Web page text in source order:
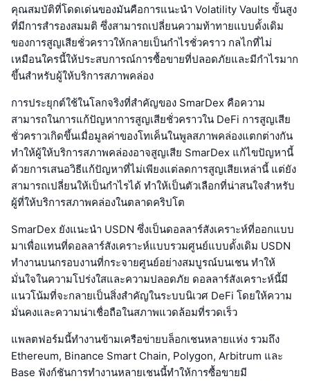
คุณสมบัติที่โดดเด่นของมันคือการแนะนำ Volatility Vaults ขั้นสูง
ที่มีการสำรองสมมติ ซึ่งสามารถเปลี่ยนความท้าทายแบบดั้งเดิม
ของการสูญเสียชั่วคราวให้กลายเป็นกำไรชั่วคราว กลไกที่ไม่
เหมือนใครนี้ให้ประสบการณ์การซื้อขายที่ปลอดภัยและมีกำไรมาก
ขึ้นสำหรับผู้ให้บริการสภาพคล่อง
การประยุกต์ใช้ในโลกจริงที่สำคัญของ SmarDex คือความ
สามารถในการแก้ปัญหาการสูญเสียชั่วคราวใน DeFi การสูญเสีย
ชั่วคราวเกิดขึ้นเมื่อมูลค่าของโทเค็นในพูลสภาพคล่องแตกต่างกัน
ทำให้ผู้ให้บริการสภาพคล่องอาจสูญเสีย SmarDex แก้ไขปัญหานี้
ด้วยการเสนอวิธีแก้ปัญหาที่ไม่เพียงแต่ลดการสูญเสียเหล่านี้ แต่ยัง
สามารถเปลี่ยนให้เป็นกำไรได้ ทำให้เป็นตัวเลือกที่น่าสนใจสำหรับ
ผู้ที่ให้บริการสภาพคล่องในตลาดคริปโต
SmarDex ยังแนะนำ USDN ซึ่งเป็นดอลลาร์สังเคราะห์ที่ออกแบบ
มาเพื่อแทนที่ดอลลาร์สังเคราะห์แบบรวมศูนย์แบบดั้งเดิม USDN
ทำงานบนกรอบงานที่กระจายศูนย์อย่างสมบูรณ์บนเชน ทำให้
มั่นใจในความโปร่งใสและความปลอดภัย ดอลลาร์สังเคราะห์นี้มี
แนวโน้มที่จะกลายเป็นสิ่งสำคัญในระบบนิเวศ DeFi โดยให้ความ
มั่นคงและความน่าเชื่อถือในสภาพแวดล้อมที่รวดเร็ว
แพลตฟอร์มนี้ทำงานข้ามเครือข่ายบล็อกเชนหลายแห่ง รวมถึง
Ethereum, Binance Smart Chain, Polygon, Arbitrum และ
Base ฟังก์ชันการทำงานหลายเชนนี้ทำให้การซื้อขายมี